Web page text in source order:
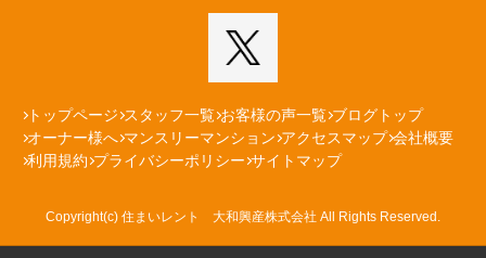
トップページ スタッフ一覧 お客様の声一覧 ブログトップ
オーナー様へ マンスリーマンション アクセスマップ 会社概要
利用規約 プライバシーポリシー サイトマップ
Copyright(c) 住まいレント 大和興産株式会社 All Rights Reserved.